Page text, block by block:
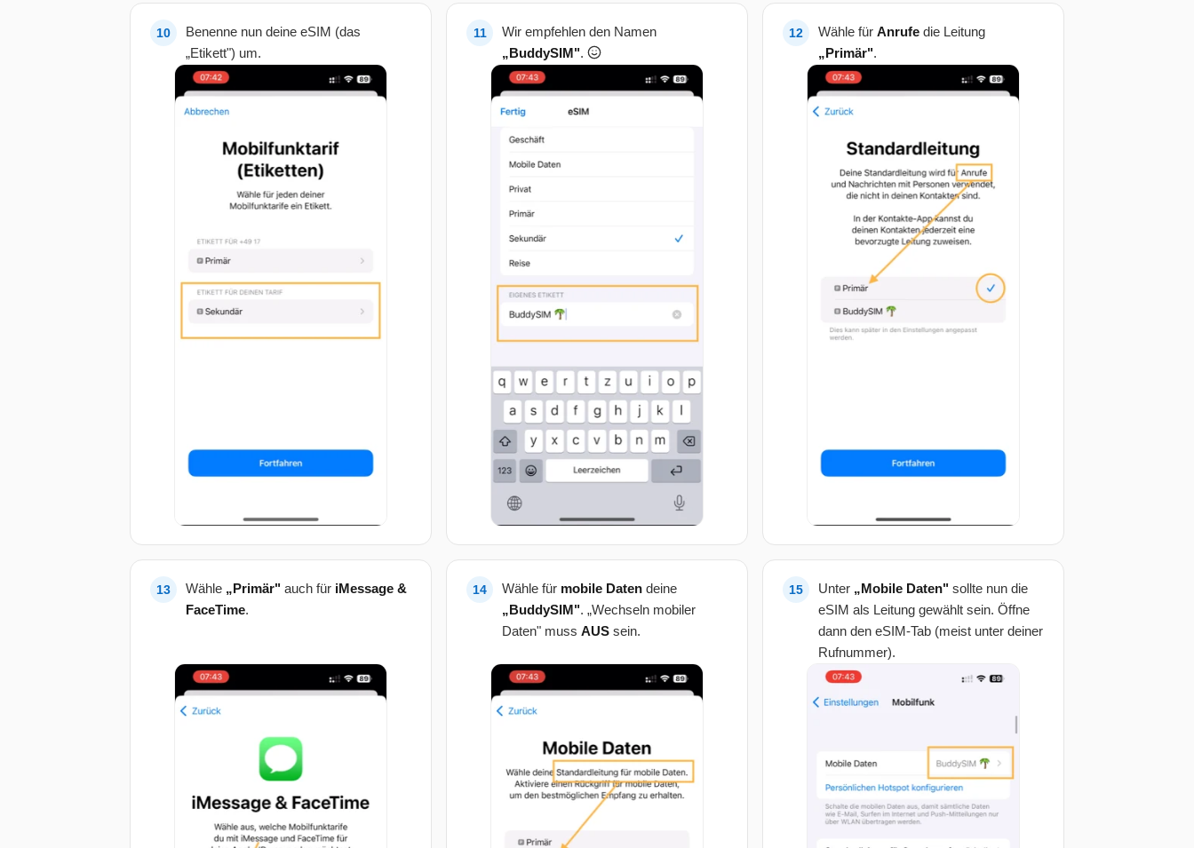
Benenne nun deine eSIM (das
„Etikett") um.
Wir empfehlen den Namen
„BuddySIM".
Wähle für Anrufe die Leitung
„Primär".
Wähle „Primär" auch für iMessage &
FaceTime.
Wähle für mobile Daten deine
„BuddySIM". „Wechseln mobiler
Daten" muss AUS sein.
Unter „Mobile Daten" sollte nun die
eSIM als Leitung gewählt sein. Öffne
dann den eSIM-Tab (meist unter deiner
Rufnummer).